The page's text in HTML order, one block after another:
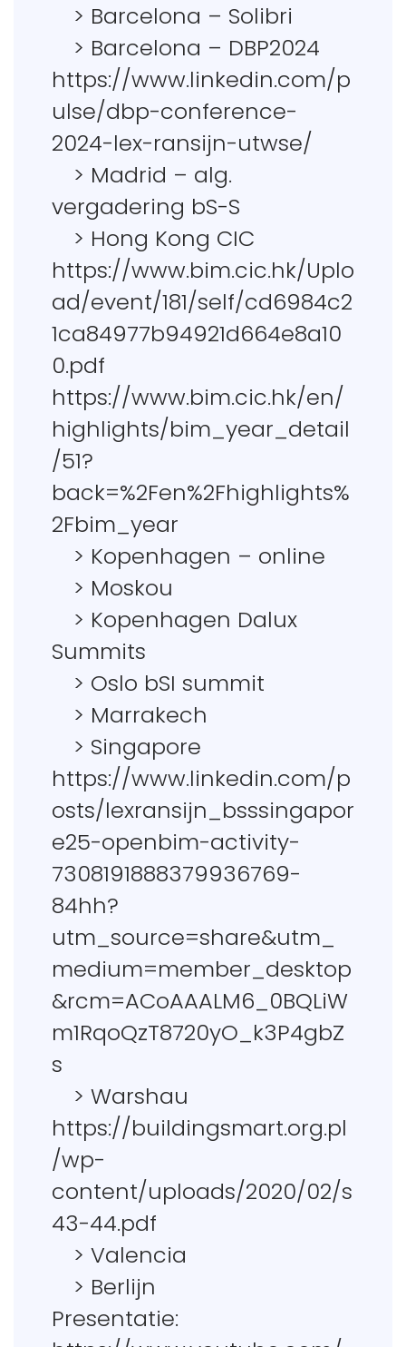
> Barcelona – Solibri
> Barcelona – DBP2024
https://www.linkedin.com/p
ulse/dbp-conference-
2024-lex-ransijn-utwse/
> Madrid – alg.
vergadering bS-S
> Hong Kong CIC
https://www.bim.cic.hk/Uplo
ad/event/181/self/cd6984c2
1ca84977b94921d664e8a10
0.pdf
https://www.bim.cic.hk/en/
highlights/bim_year_detail
/51?
back=%2Fen%2Fhighlights%
2Fbim_year
> Kopenhagen – online
> Moskou
> Kopenhagen Dalux
Summits
> Oslo bSI summit
> Marrakech
> Singapore
https://www.linkedin.com/p
osts/lexransijn_bsssingapor
e25-openbim-activity-
7308191888379936769-
84hh?
utm_source=share&utm_
medium=member_desktop
&rcm=ACoAAALM6_0BQLiW
m1RqoQzT8720yO_k3P4gbZ
s
> Warshau
https://buildingsmart.org.pl
/wp-
content/uploads/2020/02/s
43-44.pdf
> Valencia
> Berlijn
Presentatie: